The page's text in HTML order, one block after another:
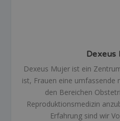
Dexeus
Dexeus Mujer ist ein
ist, Frauen eine umfassende
den Bereichen
Reproduktionsmedizin
Erfahrung sind wir